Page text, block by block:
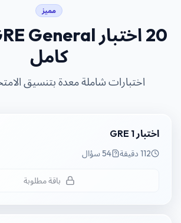
مميز
كامل
اختبارات شاملة معدة بتنسيق
اختبار GRE 1
112 دقيقة 54 سؤال
باقة مطلوبة